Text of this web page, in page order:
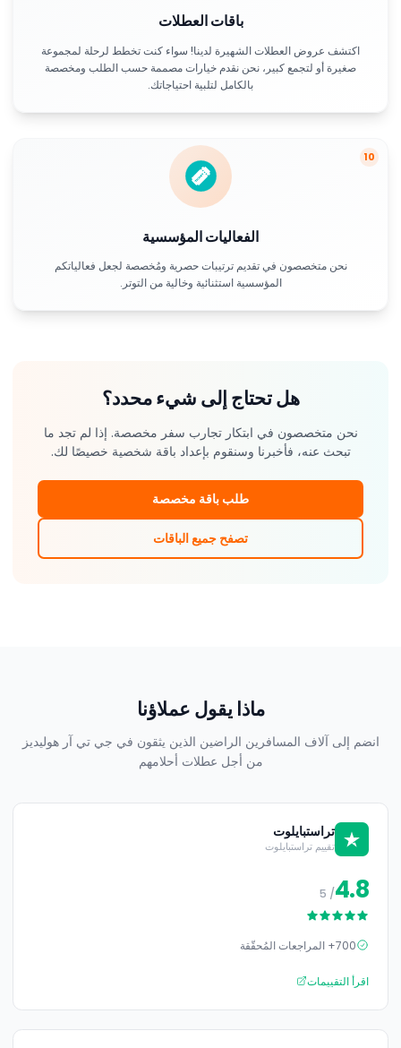
باقات العطلات
اكتشف عروض العطلات الشهيرة لدينا! سواء كنت تخطط لرحلة لمجموعة
صغيرة أو لتجمع كبير، نحن نقدم خيارات مصممة حسب الطلب ومخصصة
بالكامل لتلبية احتياجاتك.
الفعاليات المؤسسية
نحن متخصصون في تقديم ترتيبات حصرية ومُخصصة لجعل فعالياتكم
المؤسسية استثنائية وخالية من التوتر.
10
هل تحتاج إلى شيء محدد؟
نحن متخصصون في ابتكار تجارب سفر مخصصة. إذا لم تجد ما
تبحث عنه، فأخبرنا وسنقوم بإعداد باقة شخصية خصيصًا لك.
طلب باقة مخصصة
تصفح جميع الباقات
ماذا يقول عملاؤنا
انضم إلى آلاف المسافرين الراضين الذين يثقون في جي تي آر هوليديز
من أجل عطلات أحلامهم
تراستبايلوت
تقييم تراستبايلوت
4.8
/ 5
700+ المراجعات المُحقّقة
اقرأ التقييمات